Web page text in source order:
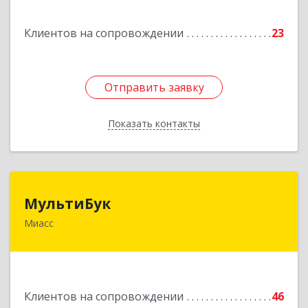
Клиентов на сопровождении 23
Отправить заявку
Показать контакты
Отправить заявку
Назад
МультиБук
Миасс
Клиентов на сопровождении
46
456318, Челябинская обл, Миасс г, Жуковского